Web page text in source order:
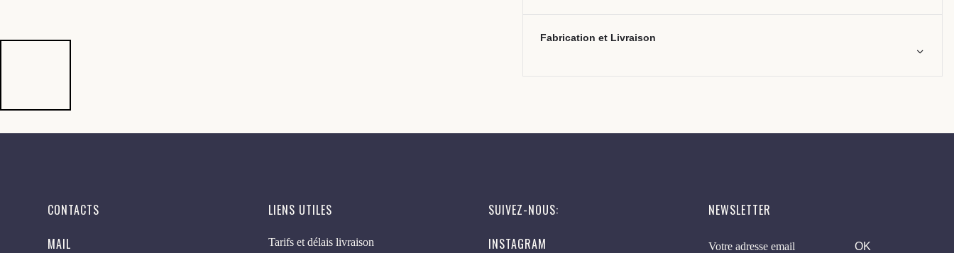
Fabrication et Livraison
CONTACTS
MAIL
LIENS UTILES
Tarifs et délais livraison
SUIVEZ-NOUS:
INSTAGRAM
NEWSLETTER
OK